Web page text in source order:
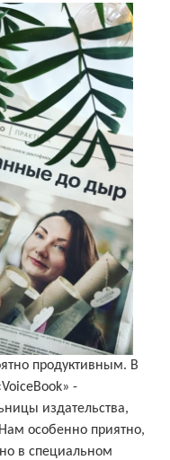
продуктивным. В
VoiceBook» -
издательства,
особенно приятно,
в специальном